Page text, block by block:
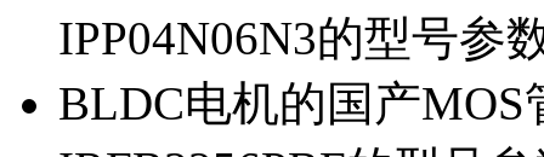
IPP04N06N3的型号参
BLDC电机的国产MOS